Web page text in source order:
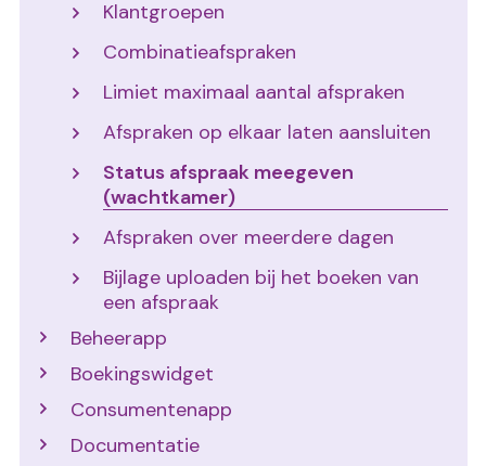
Klantgroepen
Combinatieafspraken
Limiet maximaal aantal afspraken
Afspraken op elkaar laten aansluiten
Status afspraak meegeven
(wachtkamer)
Afspraken over meerdere dagen
Bijlage uploaden bij het boeken van
een afspraak
Beheerapp
Boekingswidget
Consumentenapp
Documentatie